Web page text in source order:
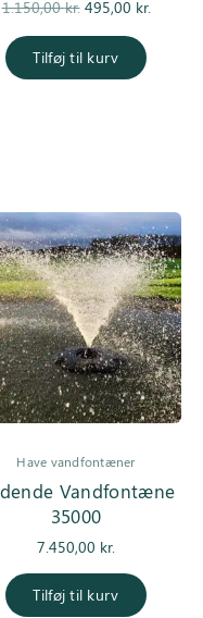
1.150,00kr.
Den
oprindelige
pris var:
1.150,00 kr..
495,00 kr.
Tilføj til kurv
Have vandfontæner
Vandfontæne
35000
7.450,00 kr.
Tilføj til kurv